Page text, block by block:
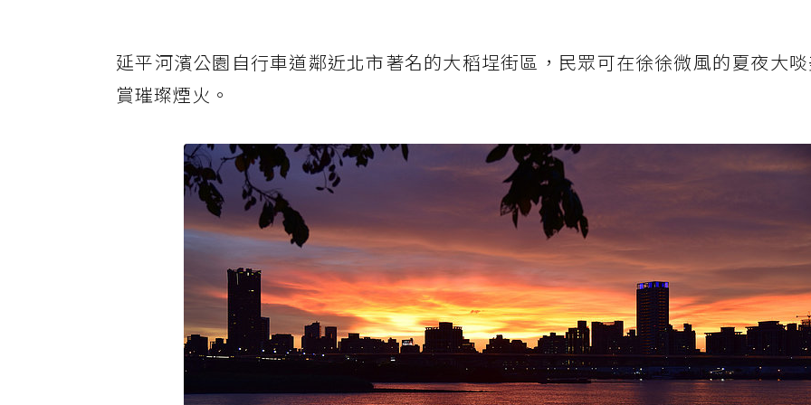
延平河濱公園自行車道鄰近北市著名的大稻埕街區，民眾可在徐徐微風的夏夜大
賞璀璨煙火。